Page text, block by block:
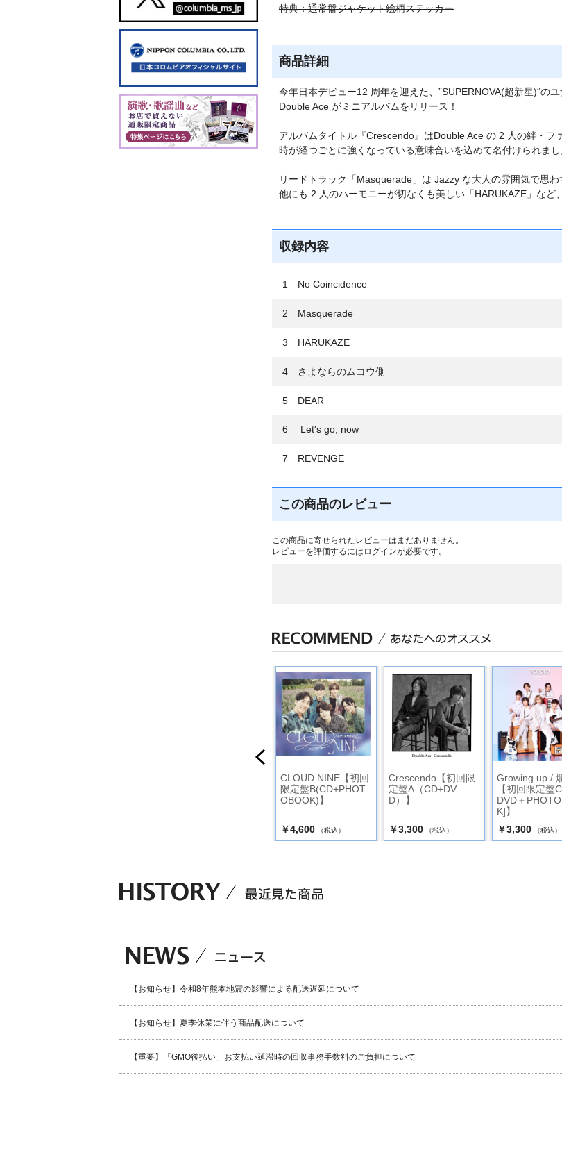
特典：通常盤ジャケット絵柄ステッカー
商品詳細
今年日本デビュー12 周年を迎えた、”SUPERNOVA(超新星)“の
Double Ace がミニアルバムをリリース！
アルバムタイトル『Crescendo』はDouble Ace の 2 人の絆・フ
時が経つごとに強くなっている意味合いを込めて名付けられまし
リードトラック「Masquerade」は Jazzy な大人の雰囲気で思わ
他にも 2 人のハーモニーが切なくも美しい「HARUKAZE」など
収録内容
1 No Coincidence
2 Masquerade
3 HARUKAZE
4 さよならのムコウ側
5 DEAR
6 Let's go, now
7 REVENGE
この商品のレビュー
この商品に寄せられたレビューはまだありません。
レビューを評価するには ログインが必要です。
CLOUD NINE【初回
限定盤B(CD+PHOT
OBOOK)】
￥4,600 （税込）
Crescendo【初回限
定盤A（CD+DV
D）】
￥3,300 （税込）
Growing up /
【初回限定盤
DVD＋
K]】
￥3,300
（税込）
【お知らせ】令和8年熊本地震の影響による配送遅延について
【お知らせ】夏季休業に伴う商品配送について
【重要】「GMO後払い」お支払い延滞時の回収事務手数料のご負担について